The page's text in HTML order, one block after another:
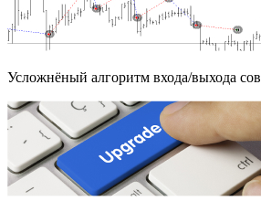
Усложнёный алгоритм входа/выхода